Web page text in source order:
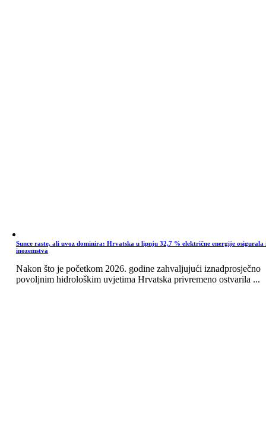
Sunce raste, ali uvoz dominira: Hrvatska u lipnju 32,7 % električne energije osigurala
inozemstva
Nakon što je početkom 2026. godine zahvaljujući iznadprosječno
povoljnim hidrološkim uvjetima Hrvatska privremeno ostvarila ...